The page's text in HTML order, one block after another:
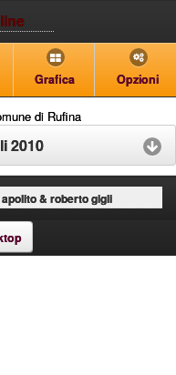
Grafica Opzioni
di Rufina
2010
& roberto gigli